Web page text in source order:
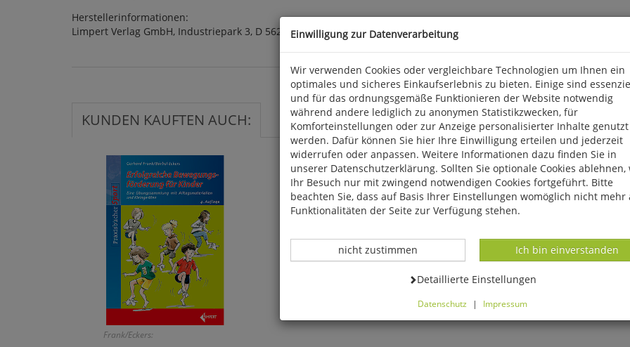
Herstellerinformationen:
Limpert Verlag GmbH, Industriepark 3, D 56291 Wiebelsheim, kontakt@limpert.de
KUNDEN KAUFTEN AUCH:
Frank/Eckers:
Einwilligung zur Datenverarbeitung
Wir verwenden Cookies oder vergleichbare Technologien um Ihnen ein
optimales und sicheres Einkaufserlebnis zu bieten. Einige sind
und für das ordnungsgemäße Funktionieren der Website notwendig
während andere lediglich zu anonymen Statistikzwecken, für
Komforteinstellungen oder zur Anzeige personalisierter Inhalte genutzt
werden. Dafür können Sie hier Ihre Einwilligung erteilen und jederzeit
widerrufen oder anpassen. Weitere Informationen dazu finden Sie in
unserer Datenschutzerklärung. Sollten Sie optionale Cookies ablehnen,
Ihr Besuch nur mit zwingend notwendigen Cookies fortgeführt. Bitte
beachten Sie, dass auf Basis Ihrer Einstellungen womöglich nicht mehr
Funktionalitäten der Seite zur Verfügung stehen.
Datenverarbeitung -
Ich bin einverstanden
Datenverarbeitung -
nicht zustimmen
Datenverarbeitung -
Detaillierte Einstellungen
Datenschutz | Impressum
Cookies ablehnen, wird Ihr Besuch nur mit zwingend notwendigen